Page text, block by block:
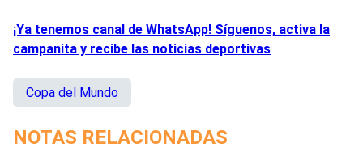
¡Ya tenemos canal de WhatsApp! Síguenos, activa la
campanita y recibe las noticias deportivas
Copa del Mundo
NOTAS RELACIONADAS